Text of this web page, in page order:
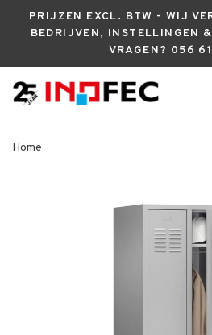
PRIJZEN EXCL. BTW - WIJ
BEDRIJVEN, INSTELLINGEN
VRAGEN? 056
Home